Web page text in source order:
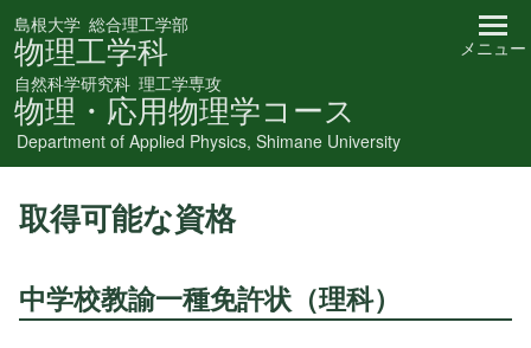
島根大学 総合理工学部
物理工学科
自然科学研究科 理工学専攻
物理・応用物理学コース
Department of Applied Physics, Shimane University
メニュー
取得可能な資格
中学校教諭一種免許状 （理科）